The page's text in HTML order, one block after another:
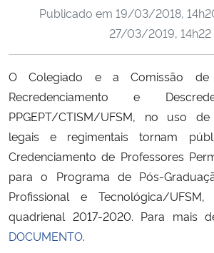
Ministério da Cidadania
Ministério de Minas e Energia
Ministério da Ciência, Tecnologia, Inovações e
Ministério do Meio Ambiente
Ministério do Turismo
Ministério do Desenvolvimento Regional
Publicado em 19/03/2018,
27/03/2019, 14h22
O Colegiado e a Comissão de
Recredenciamento e
PPGEPT/CTISM/UFSM, no uso
legais e regimentais tornam
Credenciamento de Professores
para o Programa de Pós-
Profissional e Tecnológica/
quadrienal 2017-2020. Para mais
DOCUMENTO.